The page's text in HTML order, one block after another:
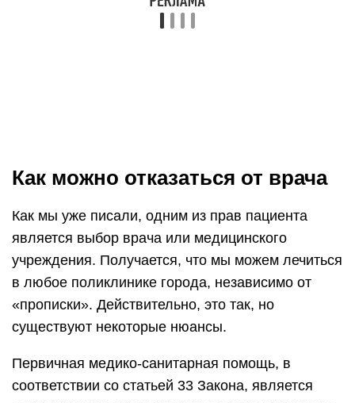
Как можно отказаться от врача
Как мы уже писали, одним из прав пациента
является выбор врача или медицинского
учреждения. Получается, что мы можем лечиться
в любое поликлинике города, независимо от
«прописки». Действительно, это так, но
существуют некоторые нюансы.
Первичная медико-санитарная помощь, в
соответствии со статьей 33 Закона, является